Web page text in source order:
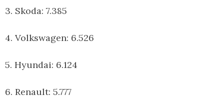
3. Skoda: 7.385
4. Volkswagen: 6.526
5. Hyundai: 6.124
6. Renault: 5.777